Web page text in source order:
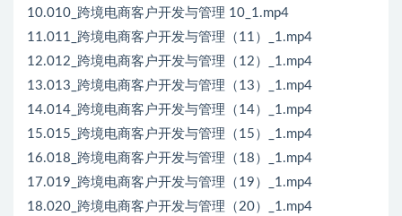
10.010_跨境电商客户开发与管理 10_1.mp4
11.011_跨境电商客户开发与管理（11）_1.mp4
12.012_跨境电商客户开发与管理（12）_1.mp4
13.013_跨境电商客户开发与管理（13）_1.mp4
14.014_跨境电商客户开发与管理（14）_1.mp4
15.015_跨境电商客户开发与管理（15）_1.mp4
16.018_跨境电商客户开发与管理（18）_1.mp4
17.019_跨境电商客户开发与管理（19）_1.mp4
18.020_跨境电商客户开发与管理（20）_1.mp4